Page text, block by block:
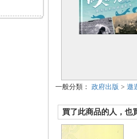
一般分類： 政府出版 > 遨
買了此商品的人，也